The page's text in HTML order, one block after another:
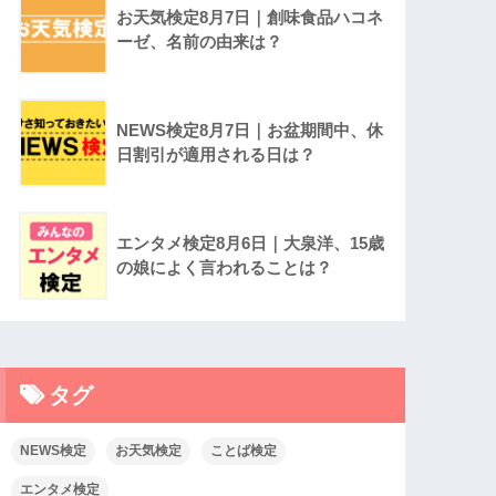
お天気検定8月7日｜創味食品ハコネ
ーゼ、名前の由来は？
NEWS検定8月7日｜お盆期間中、休
日割引が適用される日は？
エンタメ検定8月6日｜大泉洋、15歳
の娘によく言われることは？
タグ
NEWS検定 お天気検定 ことば検定
エンタメ検定